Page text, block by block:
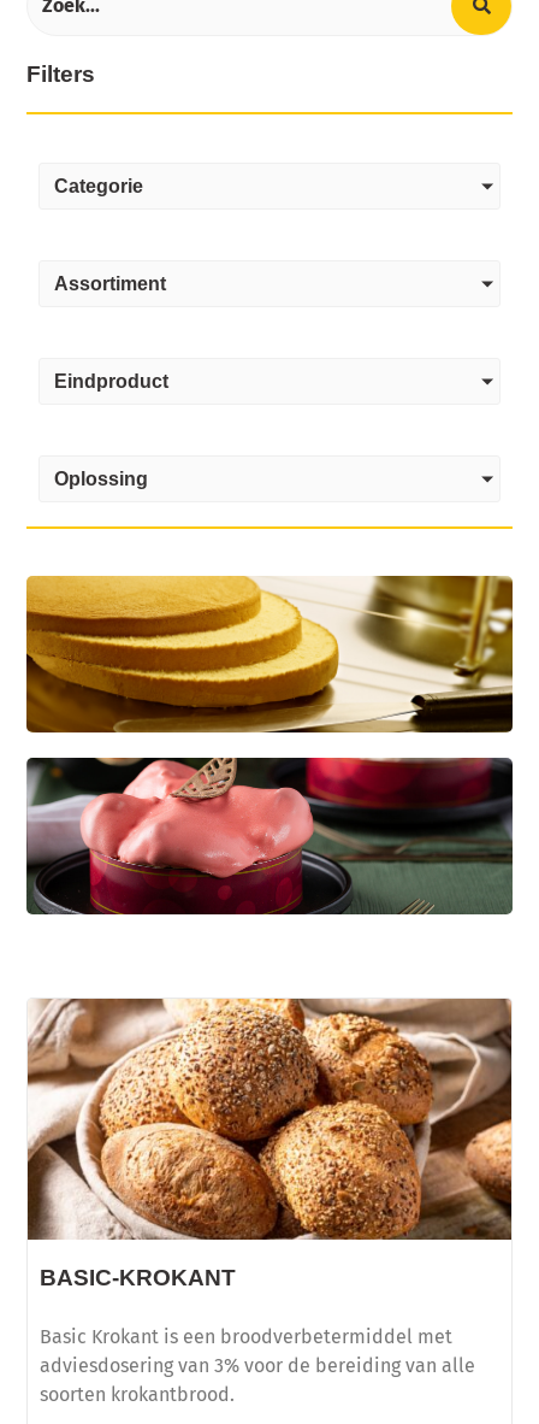
Filters
Categorie
Assortiment
Eindproduct
Oplossing
CREDI KAPSEL
Dé basis voor diverse soorten gebak
Licht, luchtig en eiwitrijk broodje op basis van
kwark!
BASIC-KROKANT
Basic Krokant is een broodverbetermiddel met
adviesdosering van 3% voor de bereiding van alle
soorten krokantbrood.